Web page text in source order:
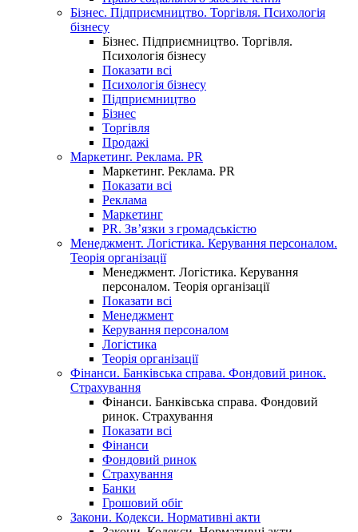
Бізнес. Підприємництво. Торгівля. Психологія
бізнесу
Бізнес. Підприємництво. Торгівля.
Психологія бізнесу
Показати всі
Психологія бізнесу
Підприємництво
Бізнес
Торгівля
Продажі
Маркетинг. Реклама. PR
Маркетинг. Реклама. PR
Показати всі
Реклама
Маркетинг
PR. Зв’язки з громадськістю
Менеджмент. Логістика. Керування персоналом.
Теорія організації
Менеджмент. Логістика. Керування
персоналом. Теорія організації
Показати всі
Менеджмент
Керування персоналом
Логістика
Теорія організації
Фінанси. Банківська справа. Фондовий ринок.
Страхування
Фінанси. Банківська справа. Фондовий
ринок. Страхування
Показати всі
Фінанси
Фондовий ринок
Страхування
Банки
Грошовий обіг
Закони. Кодекси. Нормативні акти